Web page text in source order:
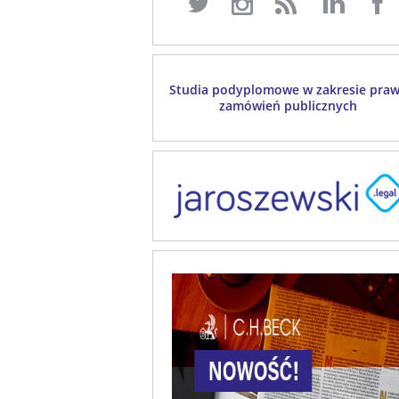
Studia podyplomowe w zakresie
zamówień publicznych